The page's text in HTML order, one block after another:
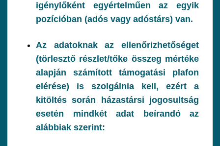
igénylőként egyértelműen az egyik
pozícióban (adós vagy adóstárs) van.
Az adatoknak az ellenőrizhetőséget
(törlesztő részlet/tőke összeg mértéke
alapján számított támogatási plafon
elérése) is szolgálnia kell, ezért a
kitöltés során házastársi jogosultság
esetén mindkét adat beírandó az
alábbiak szerint: